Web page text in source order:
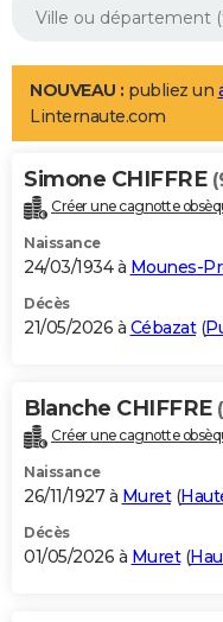
Aménagement intérieur
LIFESTYLE
Art de vivre
Bien-être
Loisirs
Mode
Modes de vie
Alimentation
Guide de la santé
Maladies
Médicaments
Sommeil
VOYAGE
Destinations
City break
Voyage nature
Voyage de noces
Forum
Climat
+PHOTO
GUIDES D'ACHAT
BONS PLANS
Carte de Noël
Carte Bonne année
Carte Saint-Valentin
Carte Pâques
Carte d'anniversaire
DICTIONNAIRE
Dictionnaire
Biographies
Citations
Expressions
Proverbes
PROGRAMME TV
S'inscrire
Se connecter
Lycées
Collèges
Primaires
Universités
Entreprises
Service militaire
Avis de recherche
AVIS DE DÉCÈS
NOUVEAU : publiez un
Linternaute.com
Simone CHIFFRE
Créer une cagnotte
Naissance
24/03/1934 à Mounes-
Décès
21/05/2026 à Cébazat(
Blanche CHIFFRE
Créer une cagnotte
Naissance
26/11/1927 à Muret(
Décès
01/05/2026 à Muret(